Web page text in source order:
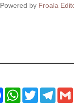
Powered by Froala
FacebookWhatsApp
Twitter